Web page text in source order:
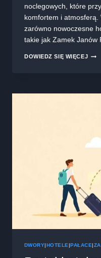
noclegowych, które
komfortem i
zarówno nowoczesne
takie jak Zamek Janów
DOWIEDZ SIĘ WIĘCEJ
DWORY|HOTELE |PAŁACE|